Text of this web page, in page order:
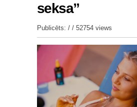
seksa”
Publicēts: / / 52754 views